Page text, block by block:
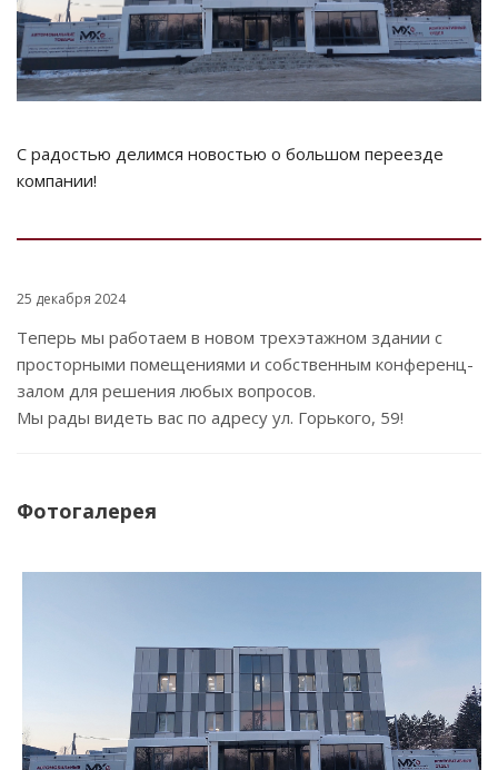
С радостью делимся новостью о большом переезде
компании!
25 декабря 2024
Теперь мы работаем в новом трехэтажном здании с
просторными помещениями и собственным конференц-
залом для решения любых вопросов.
Мы рады видеть вас по адресу ул. Горького, 59!
Фотогалерея